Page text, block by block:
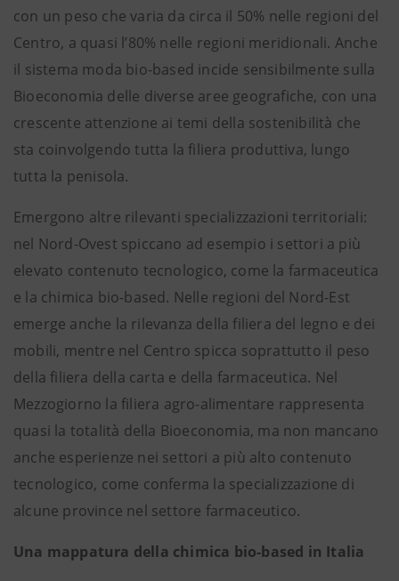
con un peso che varia da circa il 50% nelle regioni del
Centro, a quasi l’80% nelle regioni meridionali. Anche
il sistema moda bio-based incide sensibilmente sulla
Bioeconomia delle diverse aree geografiche, con una
crescente attenzione ai temi della sostenibilità che
sta coinvolgendo tutta la filiera produttiva, lungo
tutta la penisola.
Emergono altre rilevanti specializzazioni territoriali:
nel Nord-Ovest spiccano ad esempio i settori a più
elevato contenuto tecnologico, come la farmaceutica
e la chimica bio-based. Nelle regioni del Nord-Est
emerge anche la rilevanza della filiera del legno e dei
mobili, mentre nel Centro spicca soprattutto il peso
della filiera della carta e della farmaceutica. Nel
Mezzogiorno la filiera agro-alimentare rappresenta
quasi la totalità della Bioeconomia, ma non mancano
anche esperienze nei settori a più alto contenuto
tecnologico, come conferma la specializzazione di
alcune province nel settore farmaceutico.
Una mappatura della chimica bio-based in Italia